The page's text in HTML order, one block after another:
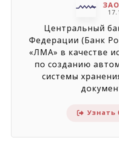
Центральный
Федерации (Банк
«ЛМА» в качестве
по созданию
системы
Узнать